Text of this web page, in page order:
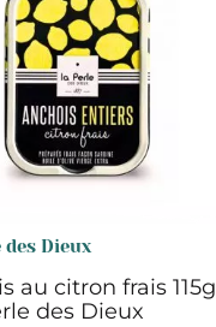
des Dieux
au citron frais 115g
des Dieux